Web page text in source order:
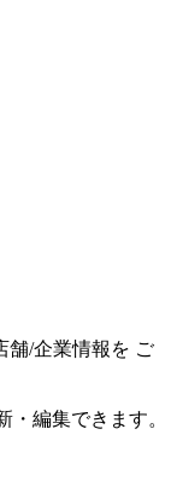
舗/企業情報を ご
編集できます。